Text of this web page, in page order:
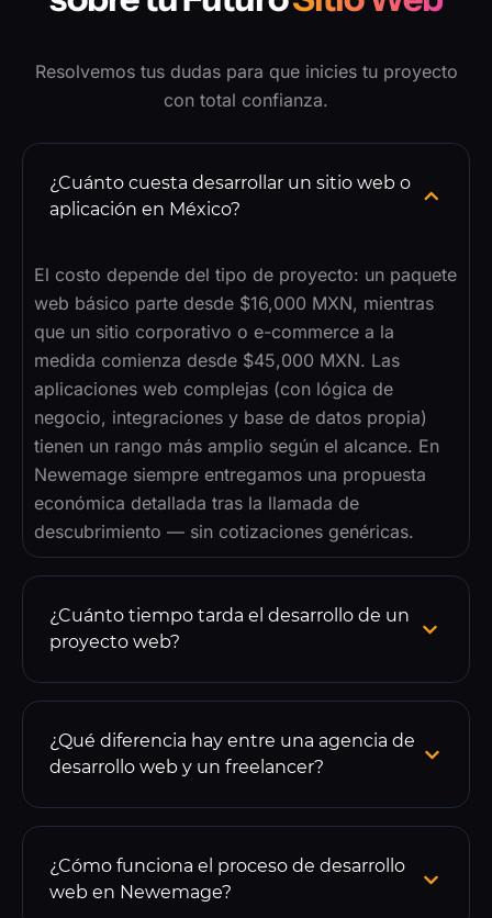
Resolvemos tus dudas para que inicies tu proyecto
con total confianza.
¿Cuánto cuesta desarrollar un sitio web o
aplicación en México?
El costo depende del tipo de proyecto: un paquete
web básico parte desde $16,000 MXN, mientras
que un sitio corporativo o e-commerce a la
medida comienza desde $45,000 MXN. Las
aplicaciones web complejas (con lógica de
negocio, integraciones y base de datos propia)
tienen un rango más amplio según el alcance. En
Newemage siempre entregamos una propuesta
económica detallada tras la llamada de
descubrimiento — sin cotizaciones genéricas.
¿Cuánto tiempo tarda el desarrollo de un
proyecto web?
¿Qué diferencia hay entre una agencia de
desarrollo web y un freelancer?
¿Cómo funciona el proceso de desarrollo
web en Newemage?